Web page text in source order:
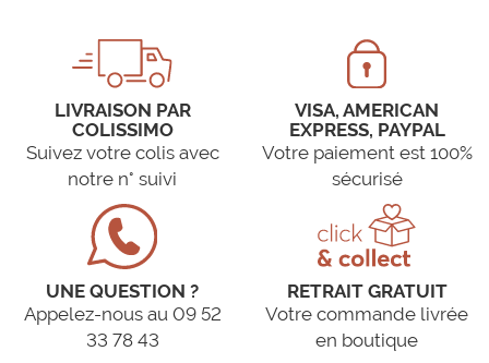
LIVRAISON PAR
COLISSIMO
Suivez votre colis avec
notre n° suivi
VISA, AMERICAN
EXPRESS, PAYPAL
Votre paiement est 100%
sécurisé
UNE QUESTION ?
Appelez-nous au 09 52
33 78 43
RETRAIT GRATUIT
Votre commande livrée
en boutique